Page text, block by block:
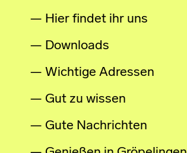
Hier findet ihr uns
Downloads
Wichtige Adressen
Gut zu wissen
Gute Nachrichten